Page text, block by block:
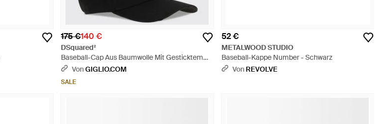
175 €140 €
DSquared²
Baseball-Cap Aus Baumwolle Mit Gesticktem
Logo - Schwarz
VonGIGLIO.COM
SALE
52 €
METALWOOD STUDIO
Baseball-Kappe Number - Schwarz
Von REVOLVE